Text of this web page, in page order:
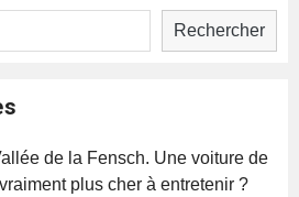
Rechercher
de la Fensch. Une voiture de
plus cher à entretenir ?